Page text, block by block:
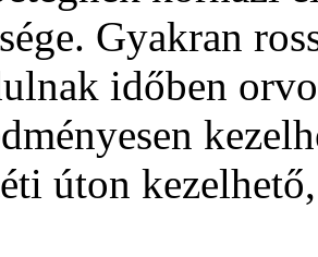
Gyakran
időben
úton